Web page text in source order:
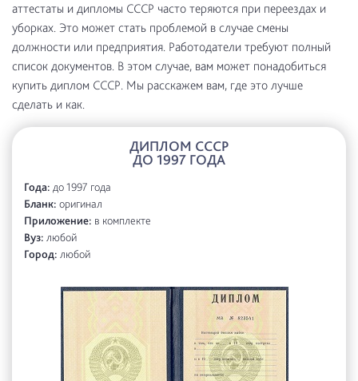
аттестаты и дипломы СССР часто теряются при переездах и
уборках. Это может стать проблемой в случае смены
должности или предприятия. Работодатели требуют полный
список документов. В этом случае, вам может понадобиться
купить диплом СССР. Мы расскажем вам, где это лучше
сделать и как.
ДИПЛОМ СССР
ДО 1997 ГОДА
Года: до 1997 года
Бланк: оригинал
Приложение: в комплекте
Вуз: любой
Город: любой